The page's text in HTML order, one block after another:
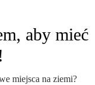
aby mieć
miejsca na ziemi?